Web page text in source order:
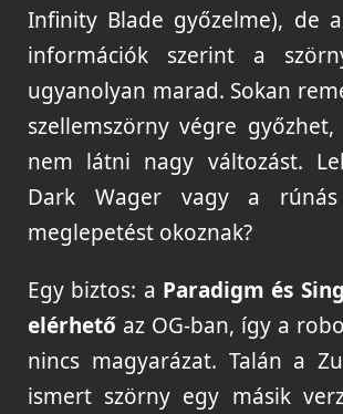
Infinity Blade győzelme), de
információk szerint a
ugyanolyan marad. Sokan
szellemszörny végre
nem látni nagy változást.
Dark Wager vagy a
meglepetést okoznak?
Egy biztos: a Paradigm és
elérhető az OG-ban, így a
nincs magyarázat. Talán a
ismert szörny egy másik